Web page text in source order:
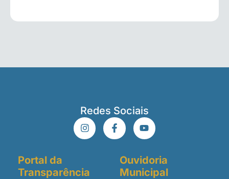
Redes Sociais
Portal da
Transparência
Ouvidoria
Municipal